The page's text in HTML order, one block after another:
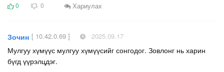
0 0 Хариулах
Зочин [ 10.42.0.69 ] 2025.09.17
Мулгуу хүмүүс мулгуу хүмүүсийг сонгодог. Зовлонг нь харин
бүгд үүрэлцдэг.